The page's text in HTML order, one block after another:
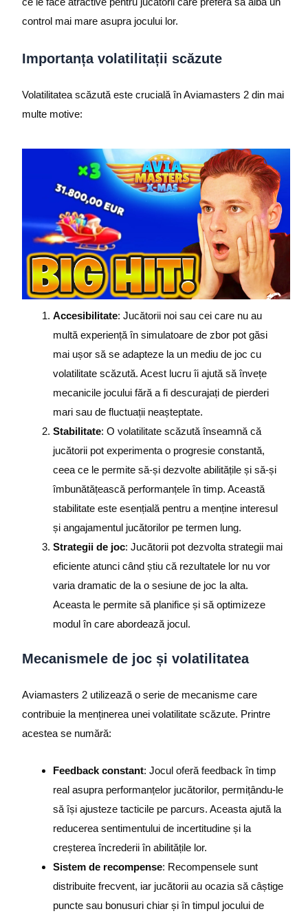
control mai mare asupra jocului lor.
Importanța volatilitații scăzute
Volatilitatea scăzută este crucială în Aviamasters 2 din mai
multe motive:
Accesibilitate: Jucătorii noi sau cei care nu au
multă experiență în simulatoare de zbor pot găsi
mai ușor să se adapteze la un mediu de joc cu
volatilitate scăzută. Acest lucru îi ajută să învețe
mecanicile jocului fără a fi descurajați de pierderi
mari sau de fluctuații neașteptate.
Stabilitate: O volatilitate scăzută înseamnă că
jucătorii pot experimenta o progresie constantă,
ceea ce le permite să-și dezvolte abilitățile și să-și
îmbunătățească performanțele în timp. Această
stabilitate este esențială pentru a menține interesul
și angajamentul jucătorilor pe termen lung.
Strategii de joc: Jucătorii pot dezvolta strategii mai
eficiente atunci când știu că rezultatele lor nu vor
varia dramatic de la o sesiune de joc la alta.
Aceasta le permite să planifice și să optimizeze
modul în care abordează jocul.
Mecanismele de joc și volatilitatea
Aviamasters 2 utilizează o serie de mecanisme care
contribuie la menținerea unei volatilitate scăzute. Printre
acestea se numără:
Feedback constant: Jocul oferă feedback în timp
real asupra performanțelor jucătorilor, permițându-le
să își ajusteze tacticile pe parcurs. Aceasta ajută la
reducerea sentimentului de incertitudine și la
creșterea încrederii în abilitățile lor.
Sistem de recompense: Recompensele sunt
distribuite frecvent, iar jucătorii au ocazia să câștige
puncte sau bonusuri chiar și în timpul jocului de